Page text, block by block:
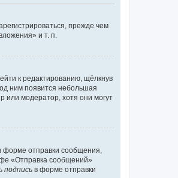
прежде чем
и т. п.
к редактированию, щёлкнув
ним появится небольшая
или модератор, хотя они могут
форме отправки сообщения,
«Отправка сообщений»
подпись в форме отправки